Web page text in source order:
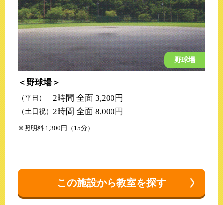
野球場
野球場
（平日） 2時間 全面 3,200円
（土日祝） 2時間 全面 8,000円
照明料 1,300円（15分）
この施設から教室を探す